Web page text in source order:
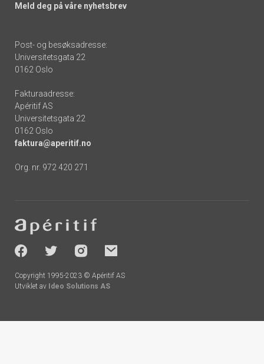
Meld deg på våre nyhetsbrev
Post- og besøksadresse:
Universitetsgata 22
0162 Oslo
Fakturaadresse:
Apéritif AS
Universitetsgata 22
0162 Oslo
faktura@aperitif.no
Org. nr. 972 420 271
-
socials
Copyright 1995-2023 © Apéritif AS
Utviklet av Ideo Solutions AS